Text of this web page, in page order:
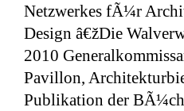
Netzwerkes fÃ¼r
Design â€žDie
2010
Pavillon,
Publikation der